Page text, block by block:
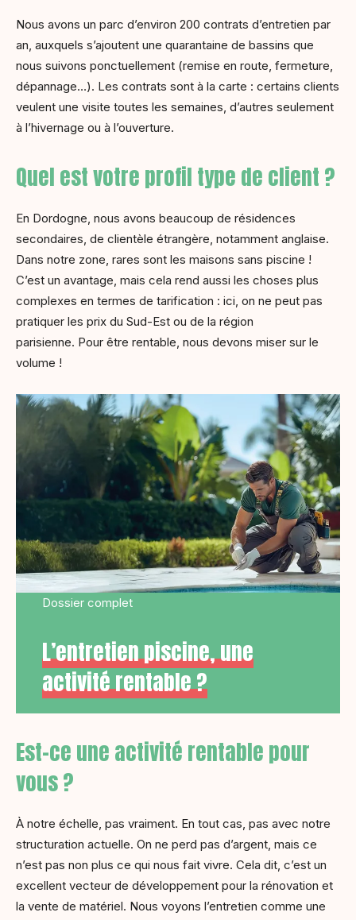
Nous avons un parc d’environ 200 contrats d’entretien par
an, auxquels s’ajoutent une quarantaine de bassins que
nous suivons ponctuellement (remise en route, fermeture,
dépannage…). Les contrats sont à la carte : certains clients
veulent une visite toutes les semaines, d’autres seulement
à l’hivernage ou à l’ouverture.
Quel est votre profil type de client ?
En Dordogne, nous avons beaucoup de résidences
secondaires, de clientèle étrangère, notamment anglaise.
Dans notre zone, rares sont les maisons sans piscine !
C’est un avantage, mais cela rend aussi les choses plus
complexes en termes de tarification : ici, on ne peut pas
pratiquer les prix du Sud-Est ou de la région
parisienne. Pour être rentable, nous devons miser sur le
volume !
Dossier complet
L’entretien piscine, une
activité rentable ?
Est-ce une activité rentable pour
vous ?
À notre échelle, pas vraiment. En tout cas, pas avec notre
structuration actuelle. On ne perd pas d’argent, mais ce
n’est pas non plus ce qui nous fait vivre. Cela dit, c’est un
excellent vecteur de développement pour la rénovation et
la vente de matériel. Nous voyons l’entretien comme une